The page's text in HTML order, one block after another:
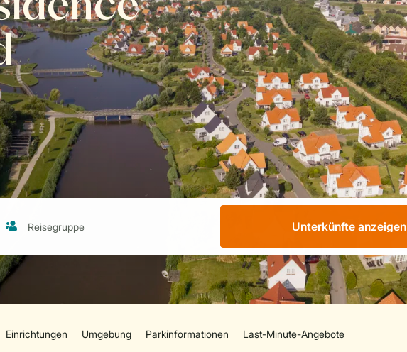
Unterkünfte anzeigen